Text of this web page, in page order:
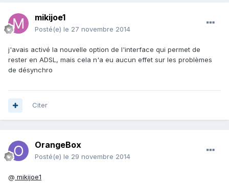
mikijoe1
Posté(e) le 27 novembre 2014
j'avais activé la nouvelle option de l'interface qui permet de
rester en ADSL, mais cela n'a eu aucun effet sur les problèmes
de désynchro
Citer
OrangeBox
Posté(e) le 29 novembre 2014
@ mikijoe1